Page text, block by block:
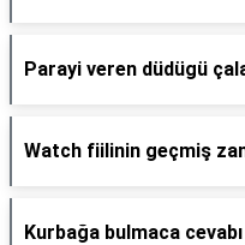
Parayi veren düdügü
Watch fiilinin geçmiş
Kurbağa bulmaca